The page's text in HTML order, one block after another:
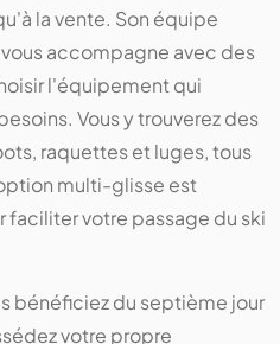
la vente. Son équipe
accompagne avec des
l'équipement qui
Vous y trouverez des
raquettes et luges, tous
multi-glisse est
votre passage du ski
bénéficiez du septième jour
votre propre